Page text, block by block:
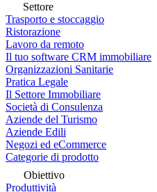
Settore
Trasporto e stoccaggio
Ristorazione
Lavoro da remoto
Il tuo software CRM immobiliare
Organizzazioni Sanitarie
Pratica Legale
Il Settore Immobiliare
Società di Consulenza
Aziende del Turismo
Aziende Edili
Negozi ed eCommerce
Categorie di prodotto
Obiettivo
Produttività